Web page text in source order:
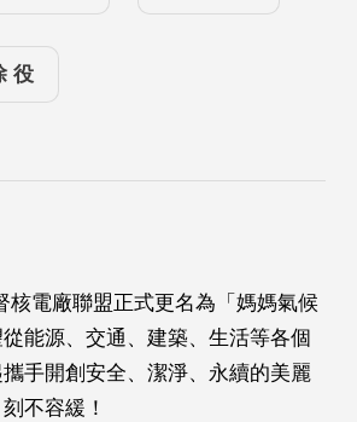
役
核電廠聯盟正式更名為「媽媽氣候
能源、交通、建築、生活等各個
手開創安全、潔淨、永續的美麗
不容緩！